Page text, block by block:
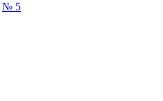
№ 5